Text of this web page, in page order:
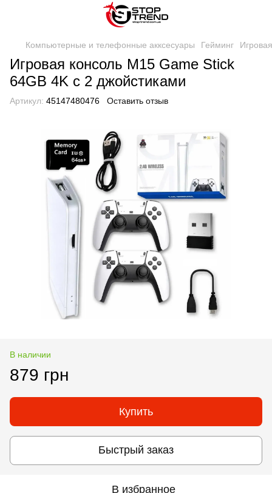
Компьютерные и телефонные акксесуары Гейминг
Игровая консоль M15 Game Stick
64GB 4K с 2 джойстиками
Артикул: 45147480476 Оставить отзыв
В наличии
879 грн
Купить
Быстрый заказ
В избранное